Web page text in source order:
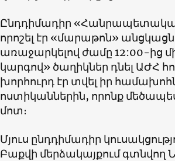
Ընդդիմադիր «Հանրապետական
որոշել էր «մարաթոն»
առաջարկելով ժամը 12:00-ից
կարգով» ծաղիկներ դնել ԱԺՀ
խորհուրդ էր տվել իր
ոստիկաններին, որոնք
մոտ։
Մյուս ընդդիմադիր
Բաքվի մերձակայքում գտնվող